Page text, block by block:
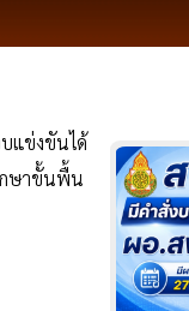
แข่งขันได้
กษาขั้นพื้น